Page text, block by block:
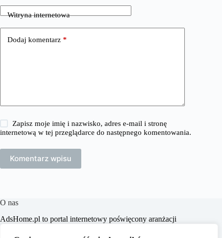
Witryna internetowa
Dodaj komentarz *
Zapisz moje imię i nazwisko, adres e-mail i stronę
internetową w tej przeglądarce do następnego komentowania.
Komentarz wpisu
O nas
​AdsHome.pl to portal internetowy poświęcony aranżacji